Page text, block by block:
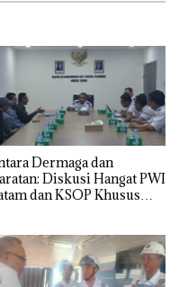
Dermaga dan
Diskusi Hangat PWI
dan KSOP Khusus